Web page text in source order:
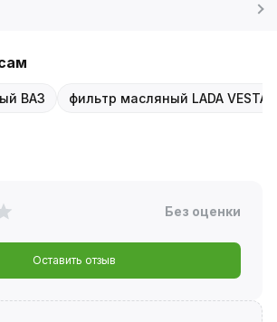
ВАЗ фильтр масляный LADA VESTA
Без оценки
Оставить отзыв